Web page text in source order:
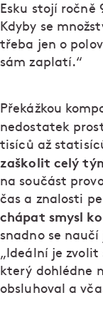
Esku stojí ročně
Kdyby se
třeba jen o
sám zaplatí.“
Překážkou
nedostatek
tisíců až
zaškolit celý
na součást
čas a znalosti
chápat smysl
snadno se
„Ideální je zvolit
který dohlédne
obsluhoval a